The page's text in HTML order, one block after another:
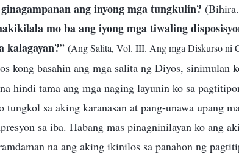
ang inyong mga tungkulin?
mo ba ang iyong mga tiwaling
kalagayan?” (Ang Salita, Vol. III. Ang mga Diskurso ni
kong basahin ang mga salita ng Diyos, sinimulan
hindi tama ang mga naging layunin ko sa
tungkol sa aking karanasan at pang-unawa upang
sa iba. Habang mas pinagninilayan ko ang
na ang aking ikinilos sa panahon ng